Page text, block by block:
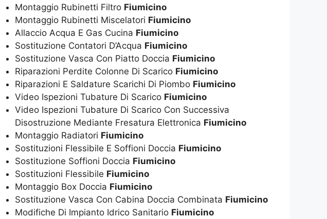
Montaggio Rubinetti Filtro Fiumicino
Montaggio Rubinetti Miscelatori Fiumicino
Allaccio Acqua E Gas Cucina Fiumicino
Sostituzione Contatori D’Acqua Fiumicino
Sostituzione Vasca Con Piatto Doccia Fiumicino
Riparazioni Perdite Colonne Di Scarico Fiumicino
Riparazioni E Saldature Scarichi Di Piombo Fiumicino
Video Ispezioni Tubature Di Scarico Fiumicino
Video Ispezioni Tubature Di Scarico Con Successiva
Disostruzione Mediante Fresatura Elettronica Fiumicino
Montaggio Radiatori Fiumicino
Sostituzioni Flessibile E Soffioni Doccia Fiumicino
Sostituzione Soffioni Doccia Fiumicino
Sostituzioni Flessibile Fiumicino
Montaggio Box Doccia Fiumicino
Sostituzione Vasca Con Cabina Doccia Combinata Fiumicino
Modifiche Di Impianto Idrico Sanitario Fiumicino